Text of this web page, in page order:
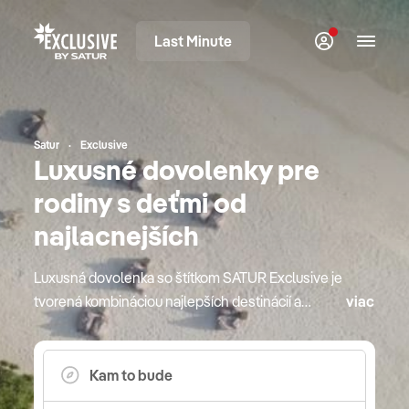
Last Minute
Satur Exclusive
Luxusné dovolenky pre
rodiny s deťmi od
najlacnejších
Luxusná dovolenka so štítkom SATUR Exclusive je
tvorená kombináciou najlepších destinácií a
najprestížnejších hotelov. Ich výnimočnosť je
deklarovaná svetovými oceneniami v oblasti
hotelierstva, preslávenými gurmánskymi
reštauráciami, bohatou ponukou starostlivosti o
viac